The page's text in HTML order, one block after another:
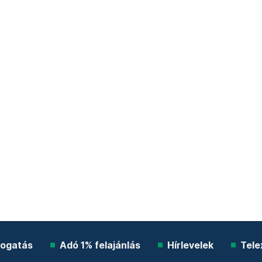
Adó 1% felajánlás Hírlevelek